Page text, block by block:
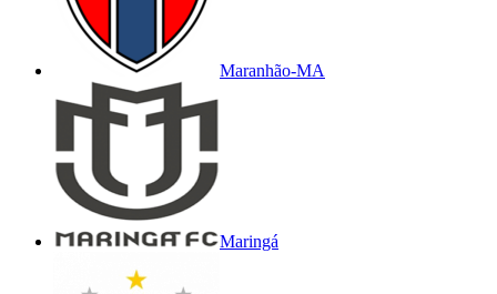
Maranhão-MA
Maringá